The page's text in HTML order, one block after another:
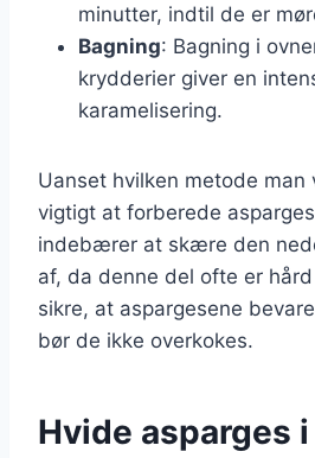
minutter, indtil de er
Bagning: Bagning i
krydderier giver en
karamelisering.
Uanset hvilken metode
vigtigt at forberede
indebærer at skære den
af, da denne del ofte er
sikre, at aspargesene
bør de ikke overkokes.
Hvide asparges